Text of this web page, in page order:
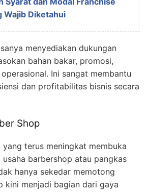
Wajib Diketahui
menyediakan dukungan
bahan bakar, promosi,
Ini sangat membantu
dan profitabilitas bisnis secara
Shop
terus meningkat membuka
barbershop atau pangkas
hanya sekedar memotong
kini menjadi bagian dari gaya